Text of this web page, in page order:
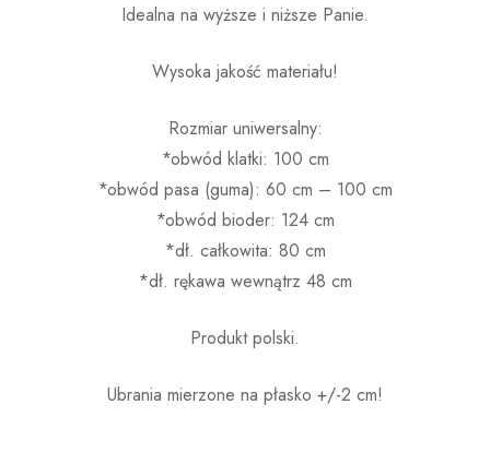
Idealna na wyższe i niższe Panie.
Wysoka jakość materiału!
Rozmiar uniwersalny:
*obwód klatki: 100 cm
*obwód pasa (guma): 60 cm – 100 cm
*obwód bioder: 124 cm
*dł. całkowita: 80 cm
*dł. rękawa wewnątrz 48 cm
Produkt polski.
Ubrania mierzone na płasko +/-2 cm!